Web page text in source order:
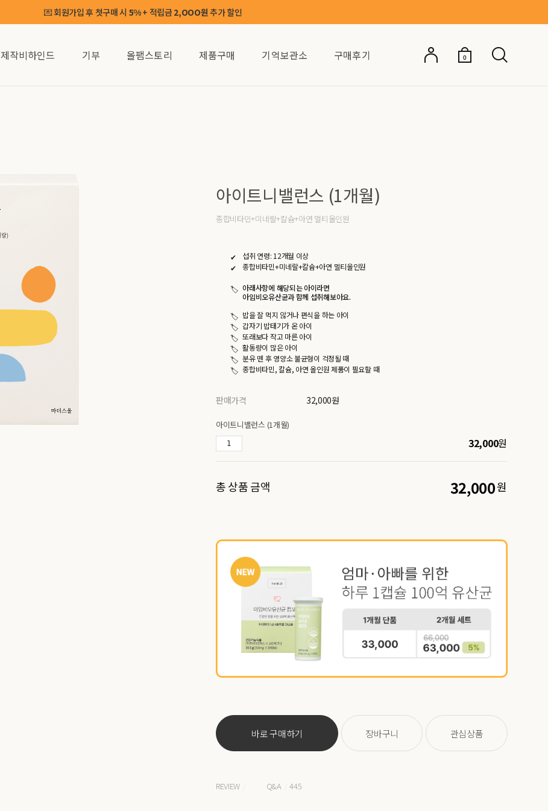
💌 회원가입 후 첫구매 시 5%+ 적립금 2,OOO원추가 할인
제작비하인드 기부 올팸스토리 제품구매 기억보관소 구매후기 0
아이트니밸런스 (1개월)
종합비타민+미네랄+칼슘+아연 멀티올인원
섭취 연령: 12개월 이상
종합비타민+미네랄+칼슘+아연 멀티올인원
아래사항에 해당되는 아이라면
아임비오유산균과 함께 섭취해보아요.
밥을 잘 먹지 않거나 편식을 하는 아이
갑자기 밥태기가 온 아이
또래보다 작고 마른 아이
활동량이 많은 아이
분유 뗀 후 영양소 불균형이 걱정될 때
종합비타민, 칼슘, 아연 올인원 제품이 필요할 때
판매가격 32,000원
아이트니밸런스 (1개월)
32,000원
총 상품 금액 32,000원
바로 구매하기 장바구니 관심상품
REVIEW Q&A 445